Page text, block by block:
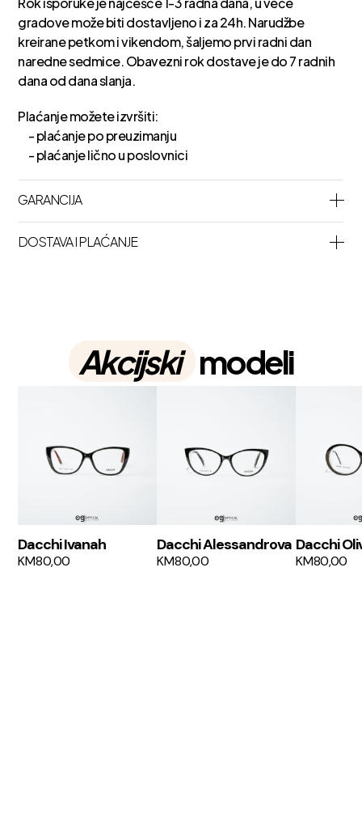
gradove može biti dostavljeno i za 24h. Narudžbe
kreirane petkom i vikendom, šaljemo prvi radni dan
naredne sedmice. Obavezni rok dostave je do 7 radnih
dana od dana slanja.
Plaćanje možete izvršiti:
- plaćanje po preuzimanju
- plaćanje lično u poslovnici
GARANCIJA
DOSTAVA I PLAĆANJE
Akcijski modeli
Dacchi Ivanah
KM80,00
Dacchi Alessandrova
KM80,00
Dacchi
KM80,00